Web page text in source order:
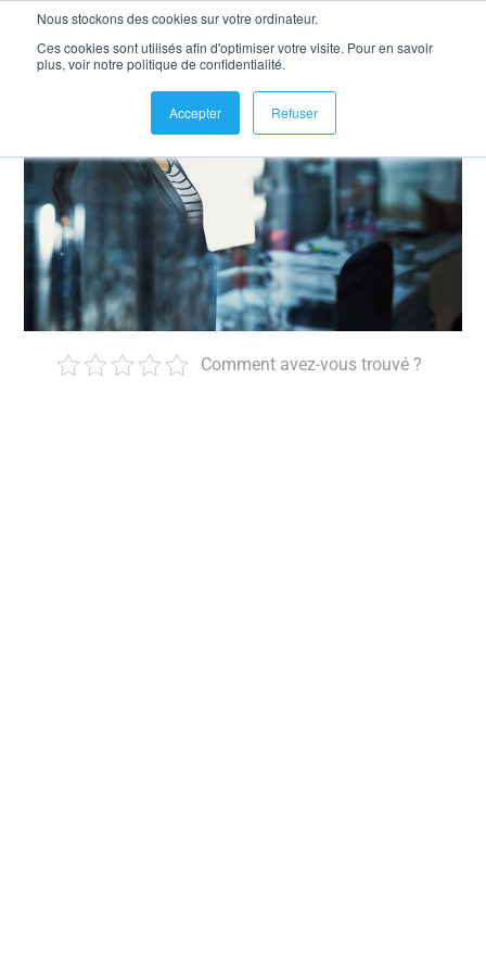
Nous stockons des cookies sur votre ordinateur.
Ces cookies sont utilisés afin d'optimiser votre visite. Pour en savoir
plus, voir notre politique de confidentialité.
Accepter Refuser
Comment avez-vous trouvé ?